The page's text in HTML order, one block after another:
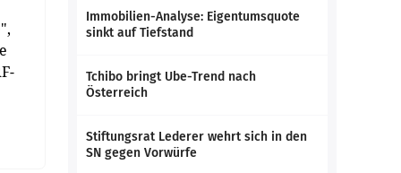
Immobilien-Analyse: Eigentumsquote
sinkt auf Tiefstand
Tchibo bringt Ube-Trend nach
Österreich
Stiftungsrat Lederer wehrt sich in den
SN gegen Vorwürfe